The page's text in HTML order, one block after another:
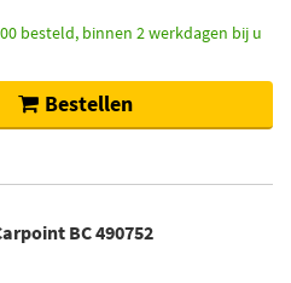
besteld, binnen 2 werkdagen bij u
Bestellen
BC 490752